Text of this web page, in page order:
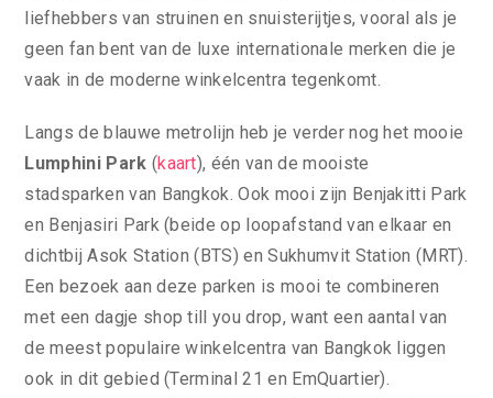
liefhebbers van struinen en snuisterijtjes, vooral als je
geen fan bent van de luxe internationale merken die je
vaak in de moderne winkelcentra tegenkomt.
Langs de blauwe metrolijn heb je verder nog het mooie
Lumphini Park (kaart), één van de mooiste
stadsparken van Bangkok. Ook mooi zijn Benjakitti Park
en Benjasiri Park (beide op loopafstand van elkaar en
dichtbij Asok Station (BTS) en Sukhumvit Station (MRT).
Een bezoek aan deze parken is mooi te combineren
met een dagje shop till you drop, want een aantal van
de meest populaire winkelcentra van Bangkok liggen
ook in dit gebied (Terminal 21 en EmQuartier).